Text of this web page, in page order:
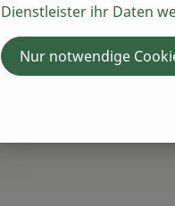
Dienstleister ihr Daten
Nur notwendige